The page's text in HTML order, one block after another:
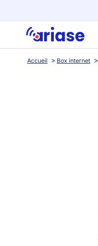
Accueil Box internet